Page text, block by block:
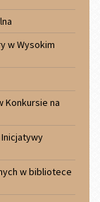
w Wysokim
Konkursie na
w bibliotece